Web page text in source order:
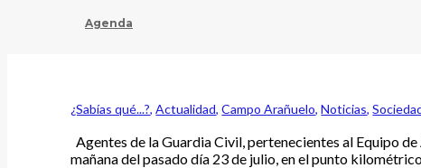
Agenda
¿Sabías qué...?,Actualidad,Campo Arañuelo,Noticias,
Agentes de la Guardia Civil, pertenecientes al Equipo
mañana del pasado día 23 de julio, en el punto